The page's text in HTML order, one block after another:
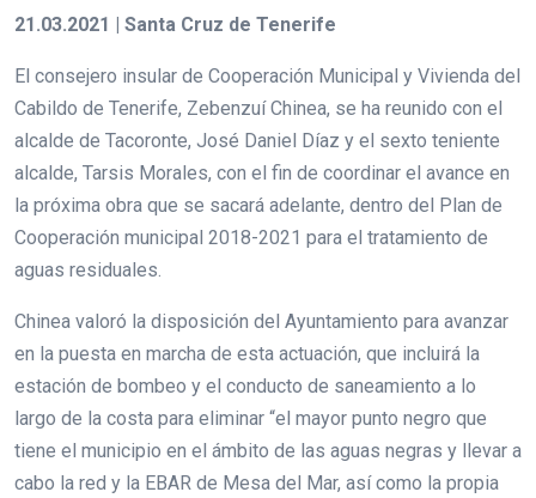
21.03.2021 | Santa Cruz de Tenerife
El consejero insular de Cooperación Municipal y Vivienda del
Cabildo de Tenerife, Zebenzuí Chinea, se ha reunido con el
alcalde de Tacoronte, José Daniel Díaz y el sexto teniente
alcalde, Tarsis Morales, con el fin de coordinar el avance en
la próxima obra que se sacará adelante, dentro del Plan de
Cooperación municipal 2018-2021 para el tratamiento de
aguas residuales.
Chinea valoró la disposición del Ayuntamiento para avanzar
en la puesta en marcha de esta actuación, que incluirá la
estación de bombeo y el conducto de saneamiento a lo
largo de la costa para eliminar “el mayor punto negro que
tiene el municipio en el ámbito de las aguas negras y llevar a
cabo la red y la EBAR de Mesa del Mar, así como la propia